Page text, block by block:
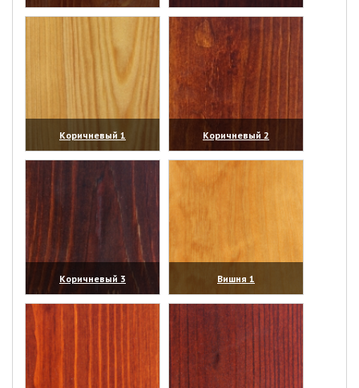
(увеличить)
(увеличить)
Коричневый 1
(увеличить)
Коричневый 2
(увеличить)
Коричневый 3
(увеличить)
Вишня 1
(увеличить)